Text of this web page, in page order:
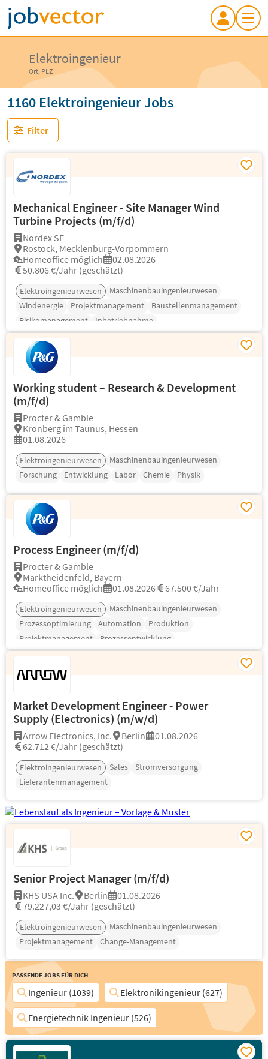
Elektroingenieur
Ort, PLZ
1160 Elektroingenieur Jobs
Filter
Mechanical Engineer - Site Manager Wind
Turbine Projects (m/f/d)
Nordex SE
Rostock, Mecklenburg-Vorpommern
Homeoffice möglich
02.08.2026
50.806 €/Jahr (geschätzt)
Elektroingenieurwesen
Maschinenbauingenieurwesen
Windenergie
Projektmanagement
Baustellenmanagement
Risikomanagement
Inbetriebnahme
Working student – Research & Development
(m/f/d)
Procter & Gamble
Kronberg im Taunus, Hessen
01.08.2026
Elektroingenieurwesen
Maschinenbauingenieurwesen
Forschung
Entwicklung Labor Chemie Physik
Process Engineer (m/f/d)
Procter & Gamble
Marktheidenfeld, Bayern
Homeoffice möglich
01.08.2026 67.500 €/Jahr
Elektroingenieurwesen
Maschinenbauingenieurwesen
Prozessoptimierung
Automation
Produktion
Projektmanagement
Prozessentwicklung
Market Development Engineer - Power
Supply (Electronics) (m/w/d)
Arrow Electronics, Inc. Berlin
01.08.2026
62.712 €/Jahr (geschätzt)
Elektroingenieurwesen Sales
Stromversorgung
Lieferantenmanagement
Senior Project Manager (m/f/d)
KHS USA Inc. Berlin
01.08.2026
79.227,03 €/Jahr (geschätzt)
Elektroingenieurwesen
Maschinenbauingenieurwesen
Projektmanagement
Change-Management
Passende Jobs für Dich
Ingenieur (1039)
Elektronikingenieur (627)
Energietechnik Ingenieur (526)